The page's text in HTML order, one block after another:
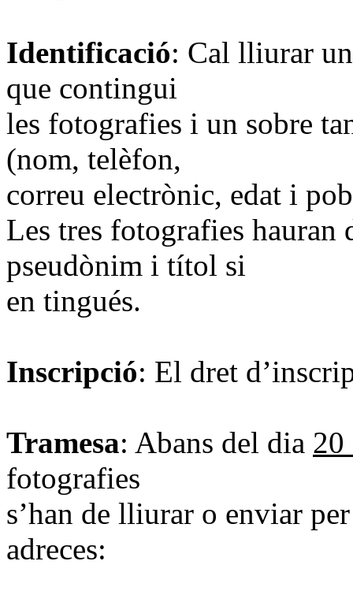
Identificació: Cal lliurar
que contingui
les fotografies i un sobre
(nom, telèfon,
correu electrònic, edat i
Les tres fotografies hauran
pseudònim i títol si
en tingués.
Inscripció: El dret
Tramesa: Abans del dia 20
fotografies
s’han de lliurar o enviar
adreces: